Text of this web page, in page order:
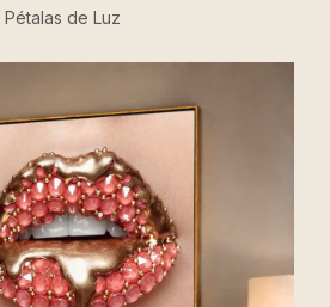
Pétalas de Luz